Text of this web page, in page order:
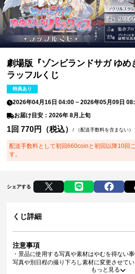
劇場版『ゾンビランドサガ ゆめ
ラッフルくじ
特典あり
2026年04月16日 04:00 ~2026年05月09日
お届け目安：2026年 8月上旬
1回 770円（税込）/ （配送手数料を含まない）
配送手数料として初回660coinと初回以降10回
す。
シェアする
くじ詳細
注意事項
・景品に使用する写真や素材はやむを得ない
写真や別日程の撮り下ろし素材に変更させて
もっと見る